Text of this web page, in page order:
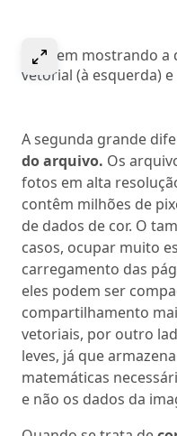
Select to expand
Imagem mostrando
vetorial (à esquerda)
A segunda grande
do arquivo. Os
fotos em alta
contêm milhões de
de dados de cor. O
casos, ocupar muito
carregamento das
eles podem ser
compartilhamento
vetoriais, por outro
leves, já que
matemáticas
e não os dados da